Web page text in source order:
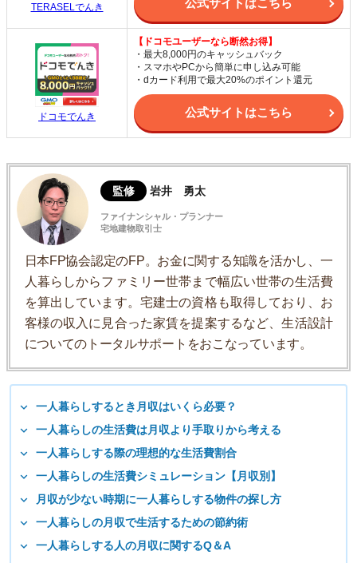
TERASELでんき 公式サイトはこちら
ドコモでんき
【ドコモユーザーなら断然お得】
・最大8,000円のキャッシュバック
・スマホやPCから簡単に申し込み可能
・dカード利用で最大20%のポイント還元
公式サイトはこちら
監修 岩井 勇太
ファイナンシャル・プランナー
宅地建物取引士
日本FP協会認定のFP。お金に関する知識を活かし、一
人暮らしからファミリー世帯まで幅広い世帯の生活費
を算出しています。宅建士の資格も取得しており、お
客様の収入に見合った家賃を提案するなど、生活設計
についてのトータルサポートをおこなっています。
一人暮らしするとき月収はいくら必要？
一人暮らしの生活費は月収より手取りから考える
一人暮らしする際の理想的な生活費割合
一人暮らしの生活費シミュレーション【月収別】
月収が少ない時期に一人暮らしする物件の探し方
一人暮らしの月収で生活するための節約術
一人暮らしする人の月収に関するQ＆A